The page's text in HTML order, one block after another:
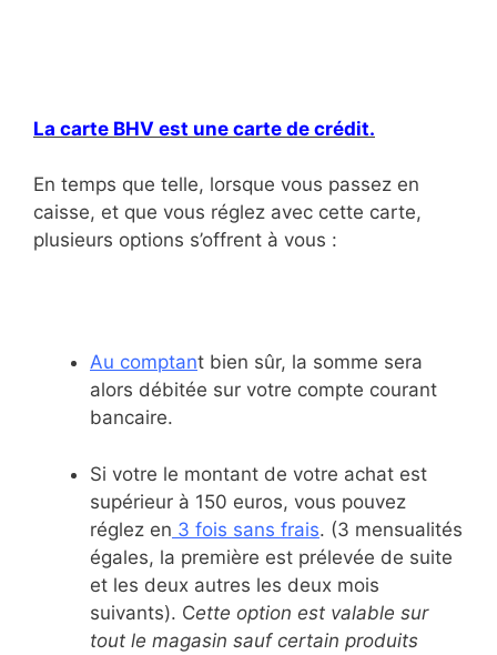
La carte BHV est une carte de crédit.
En temps que telle, lorsque vous passez en
caisse, et que vous réglez avec cette carte,
plusieurs options s’offrent à vous :
Au comptant bien sûr, la somme sera
alors débitée sur votre compte courant
bancaire.
Si votre le montant de votre achat est
supérieur à 150 euros, vous pouvez
réglez en 3 fois sans frais. (3 mensualités
égales, la première est prélevée de suite
et les deux autres les deux mois
suivants). Cette option est valable sur
tout le magasin sauf certain produits